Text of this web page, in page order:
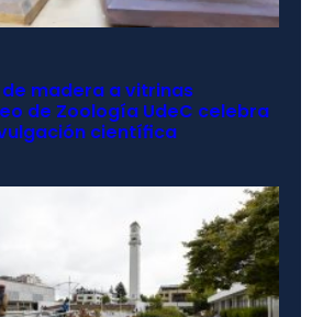
madera a vitrinas
de Zoología UdeC celebra
científica